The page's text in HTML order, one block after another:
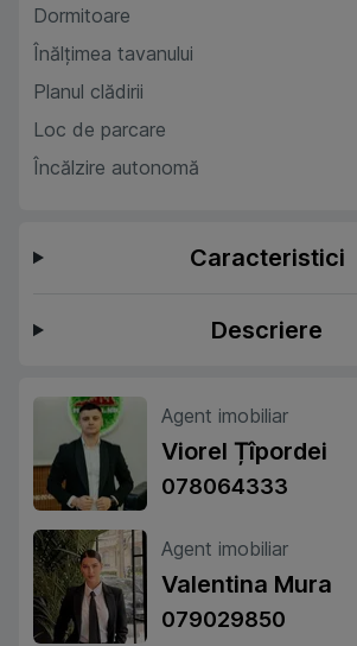
Dormitoare
Înălțimea tavanului
Planul clădirii
Loc de parcare
Încălzire autonomă
Caracteristici
Descriere
Agent imobiliar
Viorel Țîpordei
078064333
Agent imobiliar
Valentina Mura
079029850